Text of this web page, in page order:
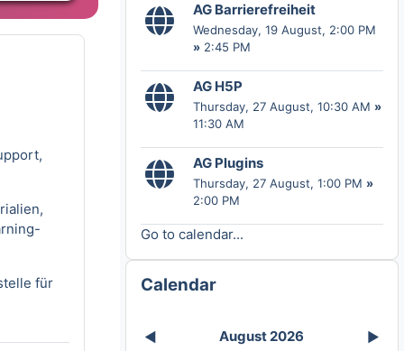
AG Barrierefreiheit
Wednesday, 19 August, 2:00 PM
» 2:45 PM
AG H5P
Thursday, 27 August, 10:30 AM »
11:30 AM
AG Plugins
Thursday, 27 August, 1:00 PM »
2:00 PM
Go to calendar...
Skip Calendar
Calendar
◀︎ August 2026
▶︎
für